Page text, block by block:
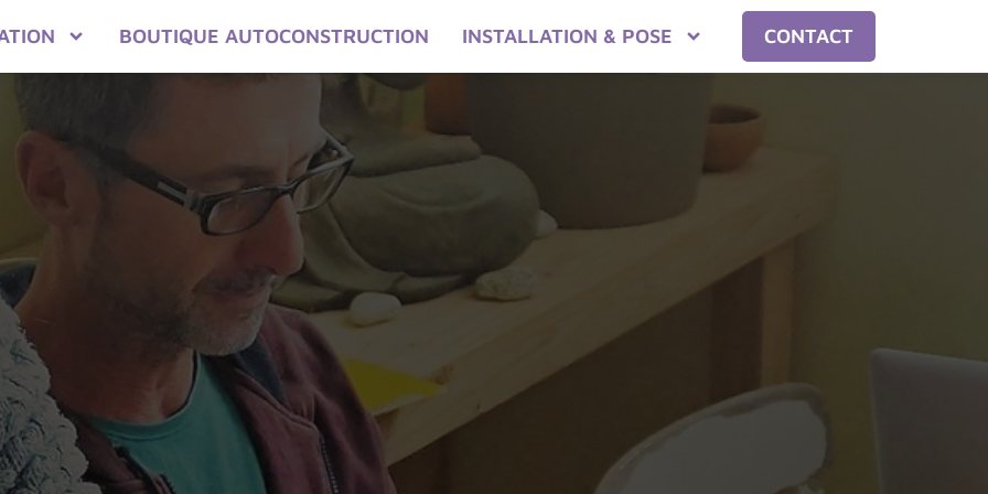
BOUTIQUE AUTOCONSTRUCTION INSTALLATION & POSE CONTACT